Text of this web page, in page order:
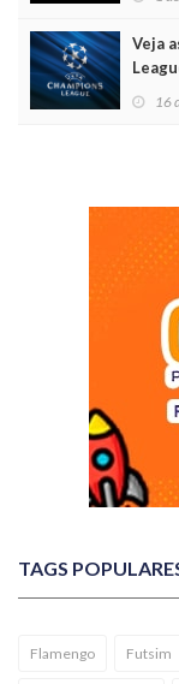
Veja
16
TAGS
Flamengo Futsim